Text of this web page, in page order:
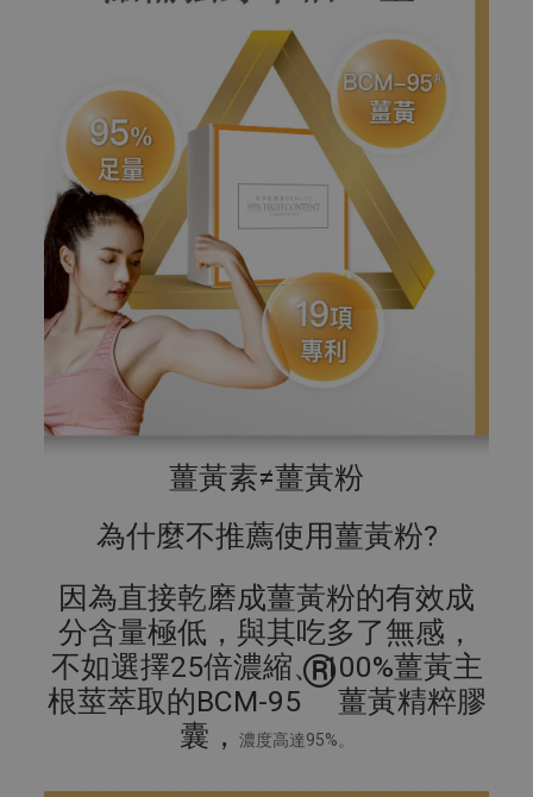
薑黃素≠薑黃粉
為什麼不推薦使用薑黃粉?
因為直接乾磨成薑黃粉的有效成
分含量極低，與其吃多了無感，
不如選擇25倍濃縮、100%薑黃主
根莖萃取的BCM-95
®
薑黃精粹膠
囊，
濃度高達95%。